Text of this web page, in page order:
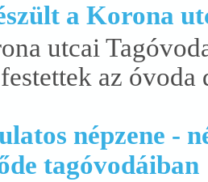
a Korona
utcai
az óvoda
népzene -
tagóvodáiban